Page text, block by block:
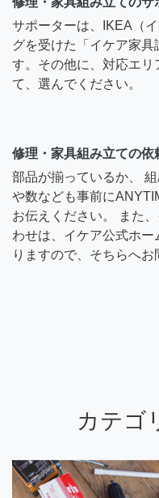
サポーターは、IKEA（
グを受けた「イケア家
す。その他に、対応エリ
て、選んでください。
修理・家具組み立ての依
部品が揃っているか、
や数なども事前に
お伝えください。 また
わせは、イケア公式ホ
りますので、そちらへお
カテゴ